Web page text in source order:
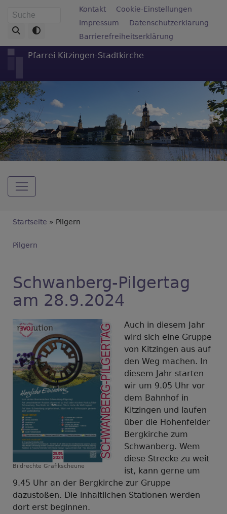
zum
Inhalt
Suche Fußbereichsmenü
Kontakt
Cookie-Einstellungen
Impressum
Datenschutzerklärung
Barrierefreiheitserklärung
Pfarrei Kitzingen-Stadtkirche
Hauptnavigation
Breadcrumb
Startseite Pilgern
Pilgern
Schwanberg-Pilgertag
am 28.9.2024
Bildrechte Grafikscheune
Auch in diesem Jahr
wird sich eine Gruppe
von Kitzingen aus auf
den Weg machen. In
diesem Jahr starten
wir um 9.05 Uhr vor
dem Bahnhof in
Kitzingen und laufen
über die Hohenfelder
Bergkirche zum
Schwanberg. Wem
diese Strecke zu weit
ist, kann gerne um
9.45 Uhr an der Bergkirche zur Gruppe
dazustoßen. Die inhaltlichen Stationen werden
dort erst beginnen.